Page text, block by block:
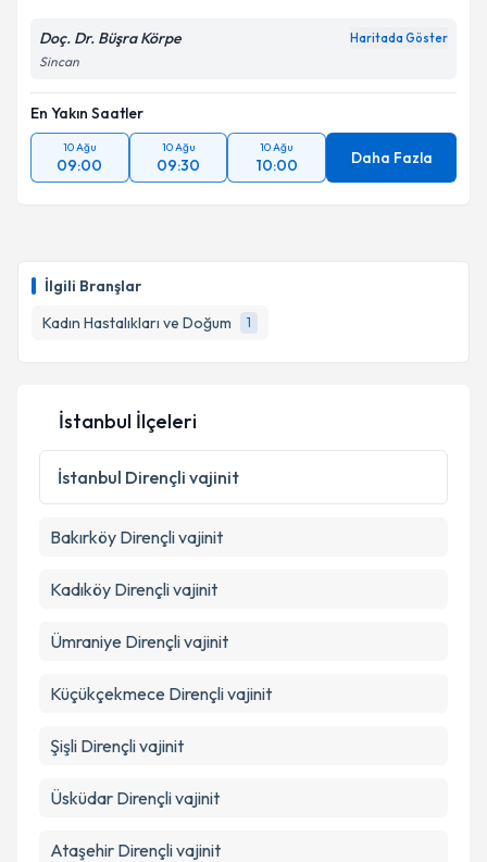
İlgili Branşlar
Kadın Hastalıkları ve Doğum
1
Doç. Dr. Büşra Körpe Haritada Göster
Sincan
En Yakın Saatler
10 Ağu
09:00
10 Ağu
09:30
10 Ağu
10:00 Daha Fazla
İstanbul İlçeleri
İstanbul Dirençli vajinit
Bakırköy Dirençli vajinit
Kadıköy Dirençli vajinit
Ümraniye Dirençli vajinit
Küçükçekmece Dirençli vajinit
Şişli Dirençli vajinit
Üsküdar Dirençli vajinit
Ataşehir Dirençli vajinit